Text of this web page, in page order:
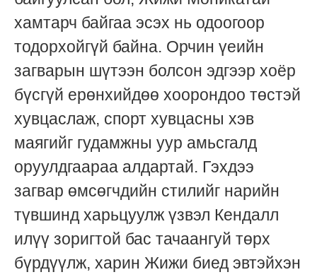
хамтарч байгаа эсэх нь одоогоор
тодорхойгүй байна. Орчин үеийн
загварын шүтээн болсон эдгээр хоёр
бүсгүй ерөнхийдөө хоорондоо төстэй
хувцаслаж, спорт хувцасны хэв
маягийг гудамжны уур амьсгалд
оруулдгаараа алдартай. Гэхдээ
загвар өмсөгчдийн стилийг нарийн
түвшинд харьцуулж үзвэл Кендалл
илүү зоригтой бас тачаангуй төрх
бүрдүүлж, харин Жижи биед эвтэйхэн